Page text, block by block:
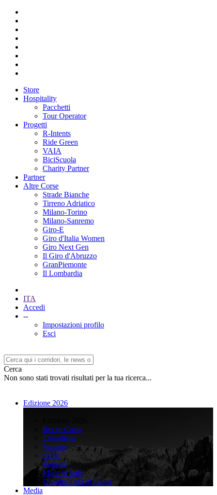
Store
Hospitality
Pacchetti
Tour Operator
Progetti
R-Intents
Ride Green
VAIA
BiciScuola
Charity Partner
Partner
Altre Corse
Strade Bianche
Tirreno Adriatico
Milano-Torino
Milano-Sanremo
Giro-E
Giro d'Italia Women
Giro Next Gen
Il Giro d'Abruzzo
GranPiemonte
Il Lombardia
ITA
Accedi
--
Impostazioni profilo
Esci
Cerca
Non sono stati trovati risultati per la tua ricerca...
Edizione 2026
Recap Corsa
Classifiche
Squadre
Salite
Regioni
Made in Italy
Diventa Città di Tappa
Media